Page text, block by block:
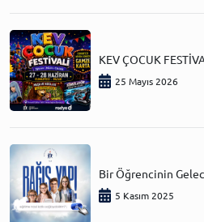
KEV ÇOCUK
25 Mayıs 2026
Bir Öğrencinin
5 Kasım 2025